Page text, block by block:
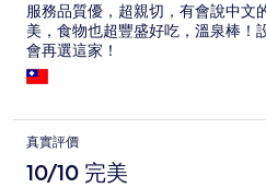
服務品質優，超親切，有會說中文
美，食物也超豐盛好吃，溫泉棒！
會再選這家！
真實評價
10/10 完美